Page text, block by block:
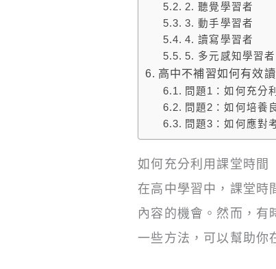
2. 聽覺學習者
3. 動手學習者
4. 讀寫學習者
5. 多元感知學習者
高中不補習如何有效
問題1：如何充分
問題2：如何培養
問題3：如何應對
如何充分利用課堂時間
在高中學習中，課堂時
內容的機會。然而，有
一些方法，可以幫助你